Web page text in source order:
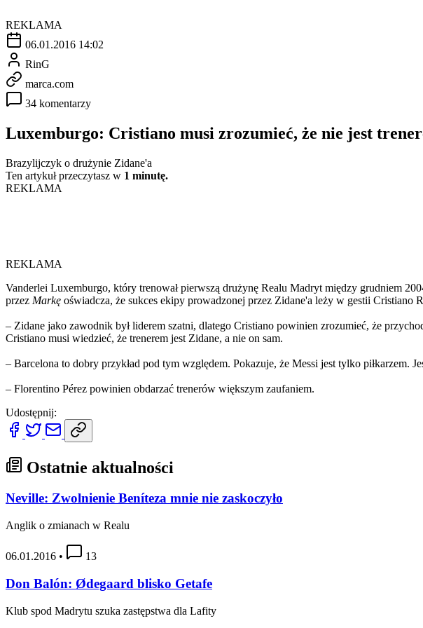
REKLAMA
06.01.2016 14:02
RinG
marca.com
34 komentarzy
Luxemburgo: Cristiano musi zrozumieć, że nie jest
Brazylijczyk o drużynie Zidane'a
Ten artykuł przeczytasz w 1 minutę.
REKLAMA
REKLAMA
Vanderlei Luxemburgo, który trenował pierwszą drużynę Realu Madryt między grudniem
przez Markę oświadcza, że sukces ekipy prowadzonej przez Zidane'a leży w gestii Cristiano
– Zidane jako zawodnik był liderem szatni, dlatego Cristiano powinien zrozumieć, że
Cristiano musi wiedzieć, że trenerem jest Zidane, a nie on sam.
– Barcelona to dobry przykład pod tym względem. Pokazuje, że Messi jest tylko piłkarzem.
– Florentino Pérez powinien obdarzać trenerów większym zaufaniem.
Udostępnij:
Ostatnie aktualności
Neville: Zwolnienie Beníteza mnie nie zaskoczyło
Anglik o zmianach w Realu
06.01.2016 • 13
Don Balón: Ødegaard blisko Getafe
Klub spod Madrytu szuka zastępstwa dla Lafity